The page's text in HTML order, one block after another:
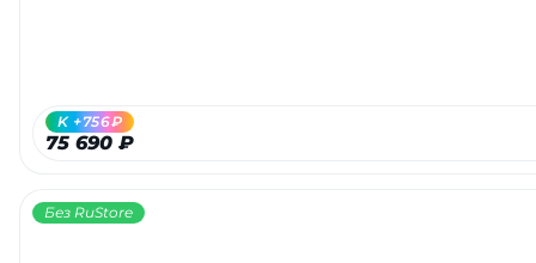
75 690 ₽
K +756₽
Без RuStore